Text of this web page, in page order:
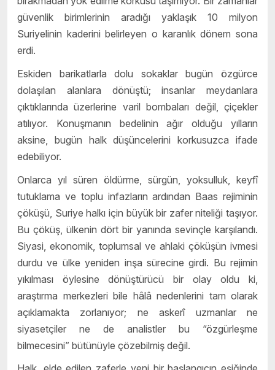
güvenlik birimlerinin aradığı yaklaşık 10 milyon
Suriyelinin kaderini belirleyen o karanlık dönem sona
erdi.
Eskiden barikatlarla dolu sokaklar bugün özgürce
dolaşılan alanlara dönüştü; insanlar meydanlara
çıktıklarında üzerlerine varil bombaları değil, çiçekler
atılıyor. Konuşmanın bedelinin ağır olduğu yılların
aksine, bugün halk düşüncelerini korkusuzca ifade
edebiliyor.
Onlarca yıl süren öldürme, sürgün, yoksulluk, keyfî
tutuklama ve toplu infazların ardından Baas rejiminin
çöküşü, Suriye halkı için büyük bir zafer niteliği taşıyor.
Bu çöküş, ülkenin dört bir yanında sevinçle karşılandı.
Siyasi, ekonomik, toplumsal ve ahlaki çöküşün ivmesi
durdu ve ülke yeniden inşa sürecine girdi. Bu rejimin
yıkılması öylesine dönüştürücü bir olay oldu ki,
araştırma merkezleri bile hâlâ nedenlerini tam olarak
açıklamakta zorlanıyor; ne askerî uzmanlar ne
siyasetçiler ne de analistler bu “özgürleşme
bilmecesini” bütünüyle çözebilmiş değil.